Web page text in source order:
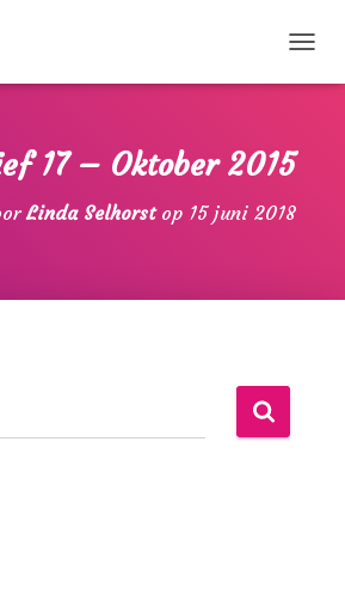
O
17 – Oktober 2015
Linda Selhorstop 15 juni 2018